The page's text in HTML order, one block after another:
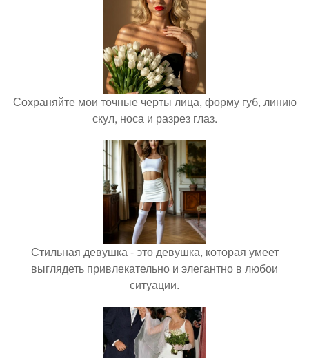
Сохраняйте мои точные черты лица, форму губ, линию
скул, носа и разрез глаз.
Стильная девушка - это девушка, которая умеет
выглядеть привлекательно и элегантно в любои
ситуации.